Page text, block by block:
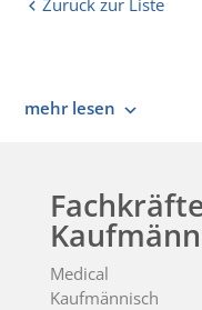
Zurück zur Liste
mehr lesen
Medical
Kaufmännisch